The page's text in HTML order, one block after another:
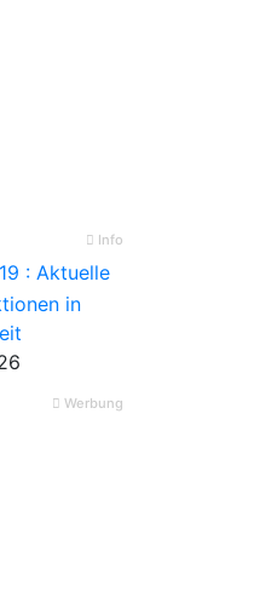
Info
: Aktuelle
in
Werbung